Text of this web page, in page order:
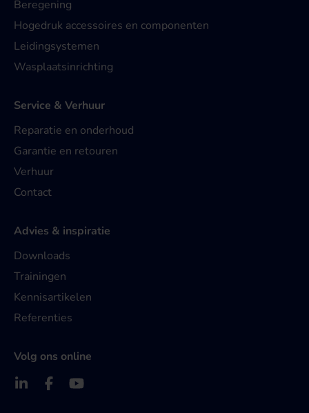
Beregening
Hogedruk accessoires en componenten
Leidingsystemen
Wasplaatsinrichting
Service & Verhuur
Reparatie en onderhoud
Garantie en retouren
Verhuur
Contact
Advies & inspiratie
Downloads
Trainingen
Kennisartikelen
Referenties
Volg ons online